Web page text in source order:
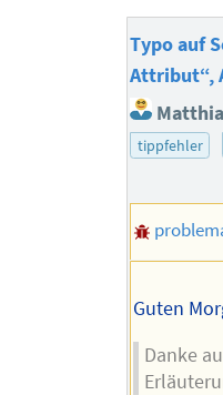
Typo auf
Attribut“,
tippfehler
Guten
Danke